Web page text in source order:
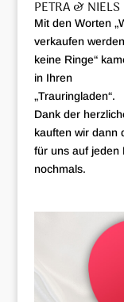
PETRA & NIELS
Mit den Worten
verkaufen
keine Ringe“
in Ihren
„Trauringladen“.
Dank der
kauften wir dann
für uns auf jeden
nochmals.